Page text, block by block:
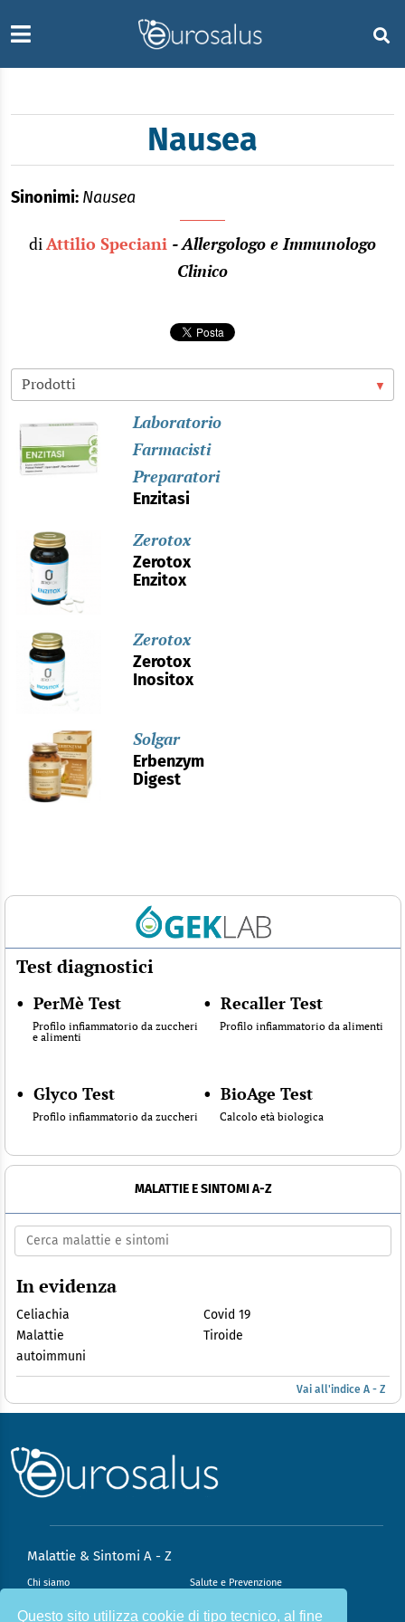
Questo sito utilizza cookie di tipo tecnico, al fine
Nausea
Sinonimi: Nausea
diAttilio Speciani - Allergologo e Immunologo
Clinico
Laboratorio
Farmacisti
Preparatori
Enzitasi
Zerotox
Zerotox
Enzitox
Zerotox
Zerotox
Inositox
Solgar
Erbenzym
Digest
Test diagnostici
• PerMè Test
Profilo infiammatorio da zuccheri
e alimenti
• Recaller Test
Profilo infiammatorio da alimenti
• Glyco Test
Profilo infiammatorio da zuccheri
• BioAge Test
Calcolo età biologica
MALATTIE E SINTOMI A-Z
In evidenza
Celiachia
Covid 19
Malattie
autoimmuni
Tiroide
Vai all'indice A - Z
Malattie & Sintomi A - Z
Chi siamo Salute e Prevenzione
Infiammazione e Allergia Direzione scientifica